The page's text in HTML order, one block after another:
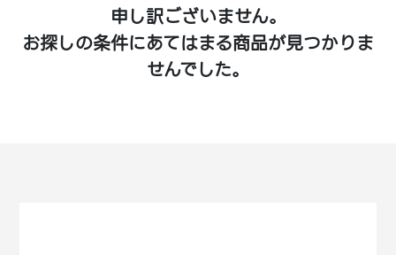
申し訳ございません。
お探しの条件にあてはまる商品が見つかりま
せんでした。